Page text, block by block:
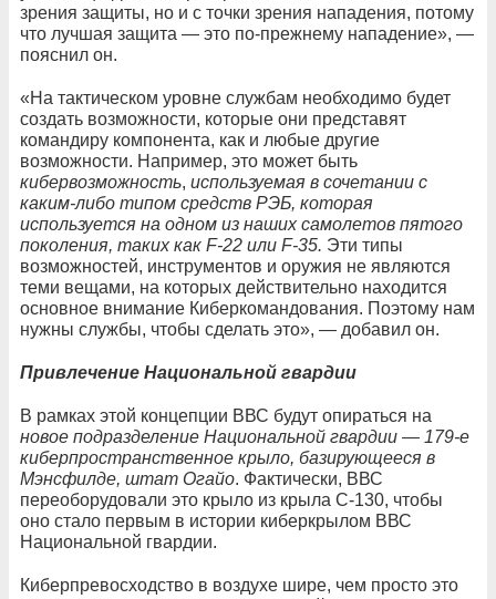
зрения защиты, но и с точки зрения нападения, потому
что лучшая защита — это по-прежнему нападение», —
пояснил он.
«На тактическом уровне службам необходимо будет
создать возможности, которые они представят
командиру компонента, как и любые другие
возможности. Например, это может быть
кибервозможность, используемая в сочетании с
каким-либо типом средств РЭБ, которая
используется на одном из наших самолетов пятого
поколения, таких как F-22 или F-35. Эти типы
возможностей, инструментов и оружия не являются
теми вещами, на которых действительно находится
основное внимание Киберкомандования. Поэтому нам
нужны службы, чтобы сделать это», — добавил он.
Привлечение Национальной гвардии
В рамках этой концепции ВВС будут опираться на
новое подразделение Национальной гвардии — 179-е
киберпространственное крыло, базирующееся в
Мэнсфилде, штат Огайо. Фактически, ВВС
переоборудовали это крыло из крыла C-130, чтобы
оно стало первым в истории киберкрылом ВВС
Национальной гвардии.
Киберпревосходство в воздухе шире, чем просто это